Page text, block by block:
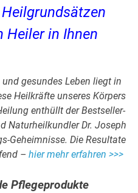
Heiler in Ihnen
gesundes Leben liegt in
Heilkräfte unseres Körpers
enthüllt der Bestseller-
Naturheilkundler Dr. Joseph
Geheimnisse. Die Resultate
– hier mehr erfahren >>>
Pflegeprodukte